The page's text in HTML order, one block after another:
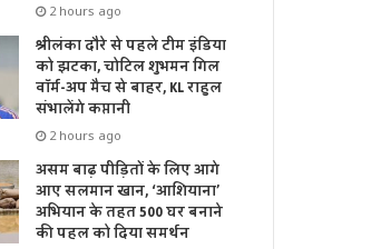
2 hours ago
श्रीलंका दौरे से पहले टीम इंडिया
को झटका, चोटिल शुभमन गिल
वॉर्म-अप मैच से बाहर, KL राहुल
संभालेंगे कप्तानी
2 hours ago
असम बाढ़ पीड़ितों के लिए आगे
आए सलमान खान, ‘आशियाना’
अभियान के तहत 500 घर बनाने
की पहल को दिया समर्थन